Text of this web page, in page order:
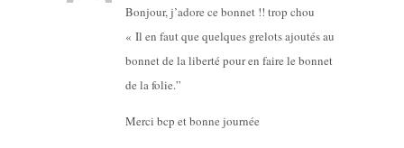
Bonjour, j’adore ce bonnet !! trop chou
« Il en faut que quelques grelots ajoutés au
bonnet de la liberté pour en faire le bonnet
de la folie.”
Merci bcp et bonne journée